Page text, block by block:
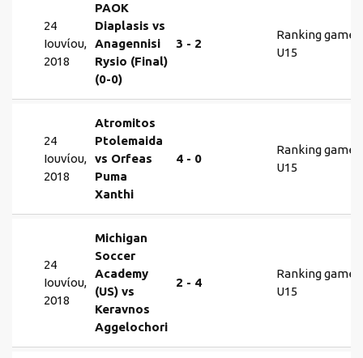
24
Ιουνίου,
2018
PAOK
Diaplasis vs
Anagennisi
Rysio (Final)
(0-0)
3 - 2
Ranking games
U15
24
Ιουνίου,
2018
Atromitos
Ptolemaida
vs Orfeas
Puma
Xanthi
4 - 0
Ranking games
U15
24
Ιουνίου,
2018
Michigan
Soccer
Academy
(US) vs
Keravnos
Aggelochori
2 - 4
Ranking games
U15